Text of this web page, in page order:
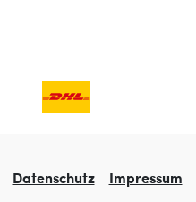
Datenschutz Impressum